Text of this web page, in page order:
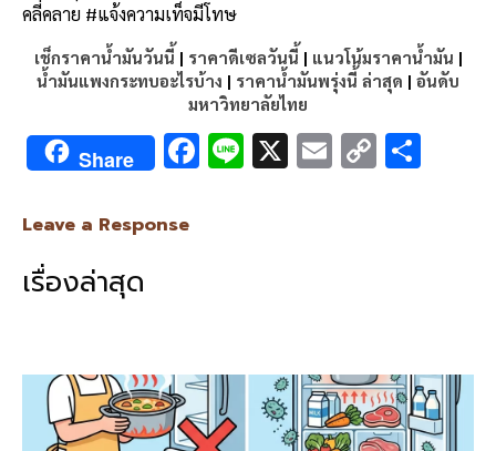
คลี่คลาย #แจ้งความเท็จมีโทษ
เช็กราคาน้ำมันวันนี้ | ราคาดีเซลวันนี้ | แนวโน้มราคาน้ำมัน |
น้ำมันแพงกระทบอะไรบ้าง | ราคาน้ำมันพรุ่งนี้ ล่าสุด | อันดับ
มหาวิทยาลัยไทย
Share F
k
Li X E C
Leave a Response
เรื่องล่าสุด